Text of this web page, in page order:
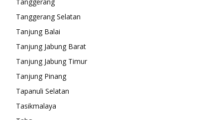
Tanggerang
Tanggerang Selatan
Tanjung Balai
Tanjung Jabung Barat
Tanjung Jabung Timur
Tanjung Pinang
Tapanuli Selatan
Tasikmalaya